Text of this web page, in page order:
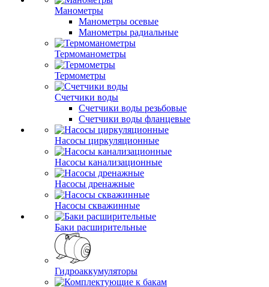
Манометры
Манометры осевые
Манометры радиальные
Термоманометры
Термометры
Счетчики воды
Счетчики воды резьбовые
Счетчики воды фланцевые
Насосы циркуляционные
Насосы канализационные
Насосы дренажные
Насосы скважинные
Баки расширительные
Гидроаккумуляторы